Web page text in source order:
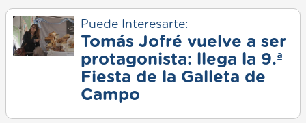
Puede Interesarte:
Tomás Jofré vuelve a ser
protagonista: llega la 9.ª
Fiesta de la Galleta de
Campo